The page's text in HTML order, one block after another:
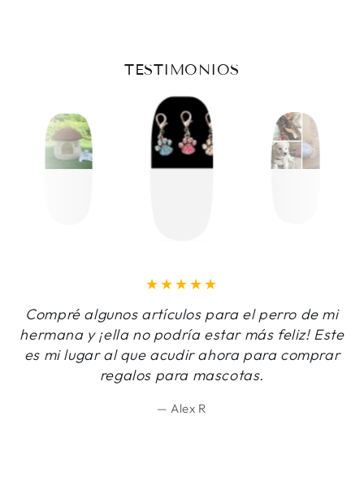
TESTIMONIOS
Compré algunos artículos para el perro de mi
hermana y ¡ella no podría estar más feliz! Este
es mi lugar al que acudir ahora para comprar
regalos para mascotas.
Alex R